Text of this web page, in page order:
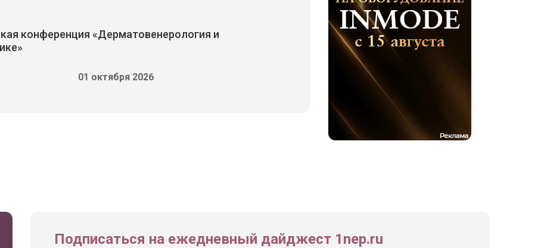
конференция «Дерматовенерология и
01 октября 2026
Подписаться на ежедневный дайджест 1nep.ru